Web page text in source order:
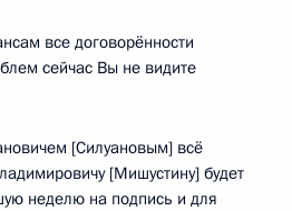
все договорённости
сейчас Вы не видите
[Силуановым] всё
[Мишустину] будет
неделю на подпись и для